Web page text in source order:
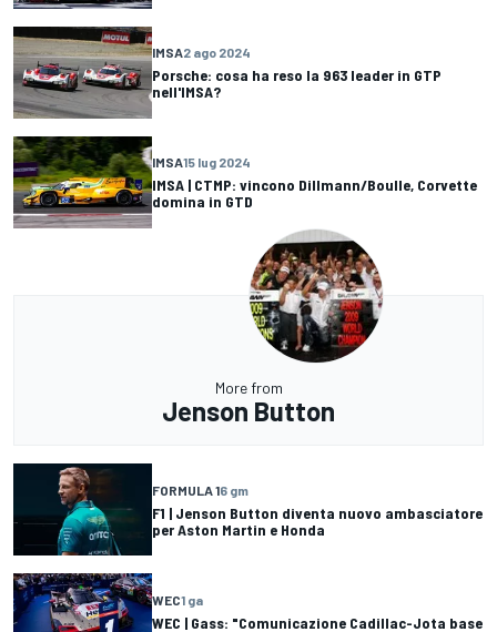
IMSA2 ago 2024
Porsche: cosa ha reso la 963 leader in GTP
nell'IMSA?
IMSA15 lug 2024
IMSA | CTMP: vincono Dillmann/Boulle, Corvette
domina in GTD
More from
Jenson Button
FORMULA 16 gm
F1 | Jenson Button diventa nuovo ambasciatore
per Aston Martin e Honda
WEC1 ga
WEC | Gass: "Comunicazione Cadillac-Jota base